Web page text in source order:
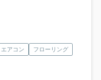
エアコン
フローリング